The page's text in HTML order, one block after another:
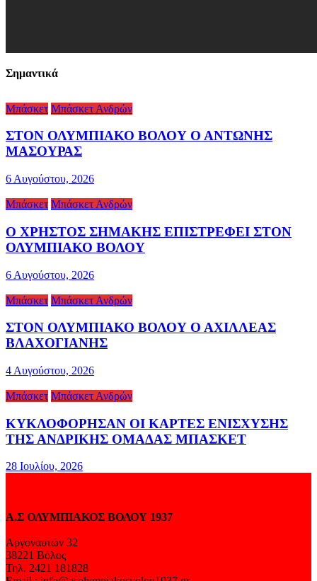
Σημαντικά
Μπάσκετ Μπάσκετ Ανδρών
ΣΤΟΝ ΟΛΥΜΠΙΑΚΟ ΒΟΛΟΥ Ο ΑΝΤΩΝΗΣ
ΜΑΣΟΥΡΑΣ
6 Αυγούστου, 2026
Μπάσκετ Μπάσκετ Ανδρών
Ο ΧΡΗΣΤΟΣ ΣΗΜΑΚΗΣ ΕΠΙΣΤΡΕΦΕΙ ΣΤΟΝ
ΟΛΥΜΠΙΑΚΟ ΒΟΛΟΥ
6 Αυγούστου, 2026
Μπάσκετ Μπάσκετ Ανδρών
ΣΤΟΝ ΟΛΥΜΠΙΑΚΟ ΒΟΛΟΥ Ο ΑΧΙΛΛΕΑΣ
ΒΛΑΧΟΓΙΑΝΗΣ
4 Αυγούστου, 2026
Μπάσκετ Μπάσκετ Ανδρών
ΚΥΚΛΟΦΟΡΗΣΑΝ ΟΙ ΚΑΡΤΕΣ ΕΝΙΣΧΥΣΗΣ
ΤΗΣ ΑΝΔΡΙΚΗΣ ΟΜΑΔΑΣ ΜΠΑΣΚΕΤ
28 Ιουλίου, 2026
Α.Σ ΟΛΥΜΠΙΑΚΟΣ ΒΟΛΟΥ 1937
Αργοναυτών 32
38221 Βόλος
Τηλ. 2421 181828